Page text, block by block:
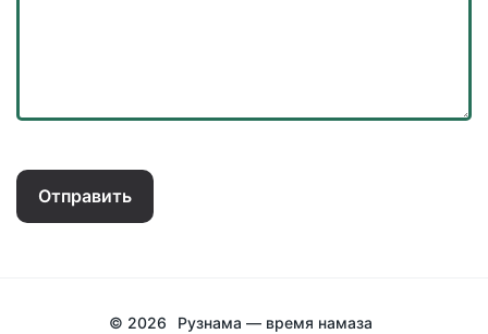
Отправить
© 2026 Рузнама — время намаза